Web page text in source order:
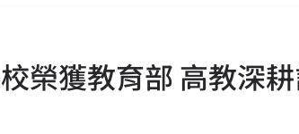
榮獲教育部 高教深